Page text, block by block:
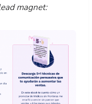
magnet: